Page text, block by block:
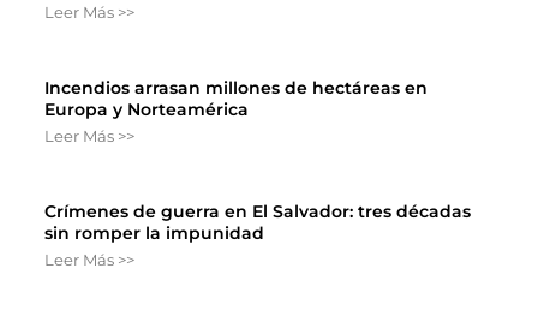
Leer Más >>
Incendios arrasan millones de hectáreas en
Europa y Norteamérica
Leer Más >>
Crímenes de guerra en El Salvador: tres décadas
sin romper la impunidad
Leer Más >>